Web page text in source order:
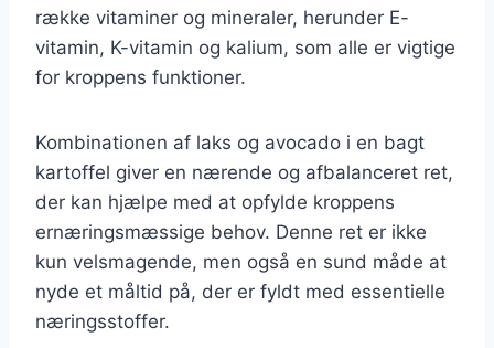
række vitaminer og mineraler, herunder E-
vitamin, K-vitamin og kalium, som alle er vigtige
for kroppens funktioner.
Kombinationen af laks og avocado i en bagt
kartoffel giver en nærende og afbalanceret ret,
der kan hjælpe med at opfylde kroppens
ernæringsmæssige behov. Denne ret er ikke
kun velsmagende, men også en sund måde at
nyde et måltid på, der er fyldt med essentielle
næringsstoffer.